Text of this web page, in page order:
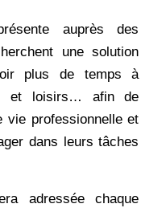
auprès des
une solution
plus de temps à
et loisirs… afin de
vie professionnelle et
dans leurs tâches
adressée chaque